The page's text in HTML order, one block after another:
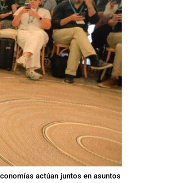
actúan juntos en asuntos